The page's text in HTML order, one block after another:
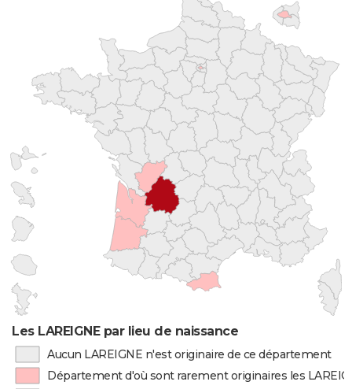
Les LAREIGNE par lieu de naissance
Aucun LAREIGNE n'est originaire de ce département
Département d'où sont rarement originaires les